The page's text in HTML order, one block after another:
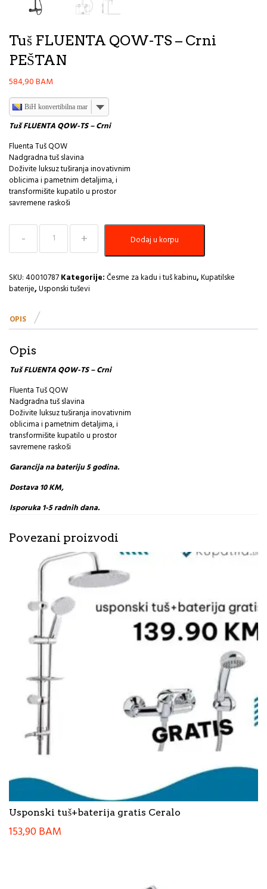
Tuš FLUENTA QOW-TS – Crni
PEŠTAN
584,90BAM
BiH konvertibilna marka
Tuš FLUENTA QOW-TS – Crni
Fluenta Tuš QOW
Nadgradna tuš slavina
Doživite luksuz tuširanja inovativnim
oblicima i pametnim detaljima, i
transformišite kupatilo u prostor
savremene raskoši
Tuš
FLUENTA
QOW-
-
Crni
PEŠTAN
količina
Dodaj u korpu
SKU:40010787Kategorije:Česme za kadu i tuš kabinu,Kupatilske
baterije,Usponski tuševi
OPIS
Opis
Tuš FLUENTA QOW-TS – Crni
Fluenta Tuš QOW
Nadgradna tuš slavina
Doživite luksuz tuširanja inovativnim
oblicima i pametnim detaljima, i
transformišite kupatilo u prostor
savremene raskoši
Garancija na bateriju 5 godina.
Dostava 10 KM,
Isporuka 1-5 radnih dana.
Povezani proizvodi
Usponski tuš+baterija gratis Ceralo
153,90BAM